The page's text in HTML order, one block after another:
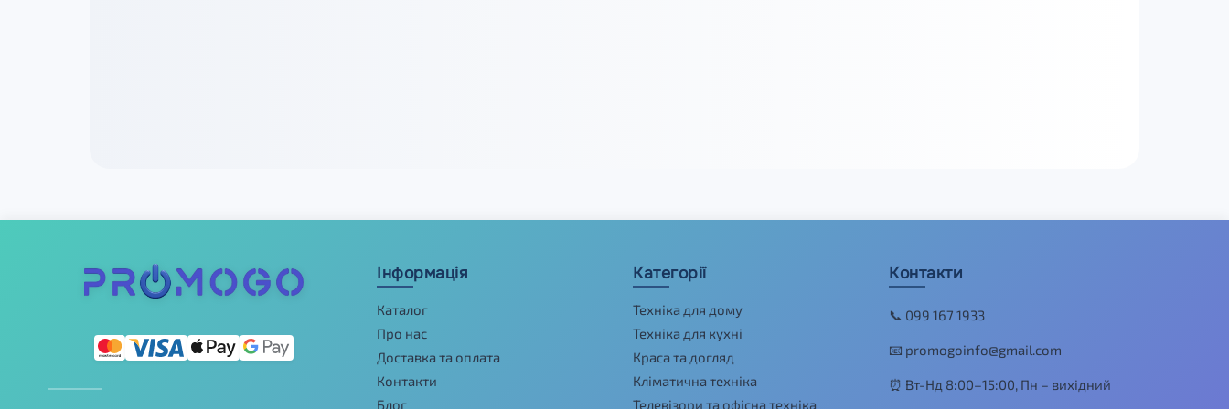
Інформація
Каталог
Про нас
Доставка та оплата
Контакти
Блог
Категорії
Техніка для дому
Техніка для кухні
Краса та догляд
Кліматична техніка
Телевізори та офісна техніка
Контакти
📞 099 167 1933
📧 promogoinfo@gmail.com
⏰ Вт-Нд 8:00–15:00, Пн – вихідний